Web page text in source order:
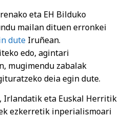
eta EH Bilduko
mailan dituen erronkei
dute Iruñean.
edo, agintari
mugimendu zabalak
deia egin dute.
Irlandatik eta Euskal Herritik
ezkerretik inperialismoari